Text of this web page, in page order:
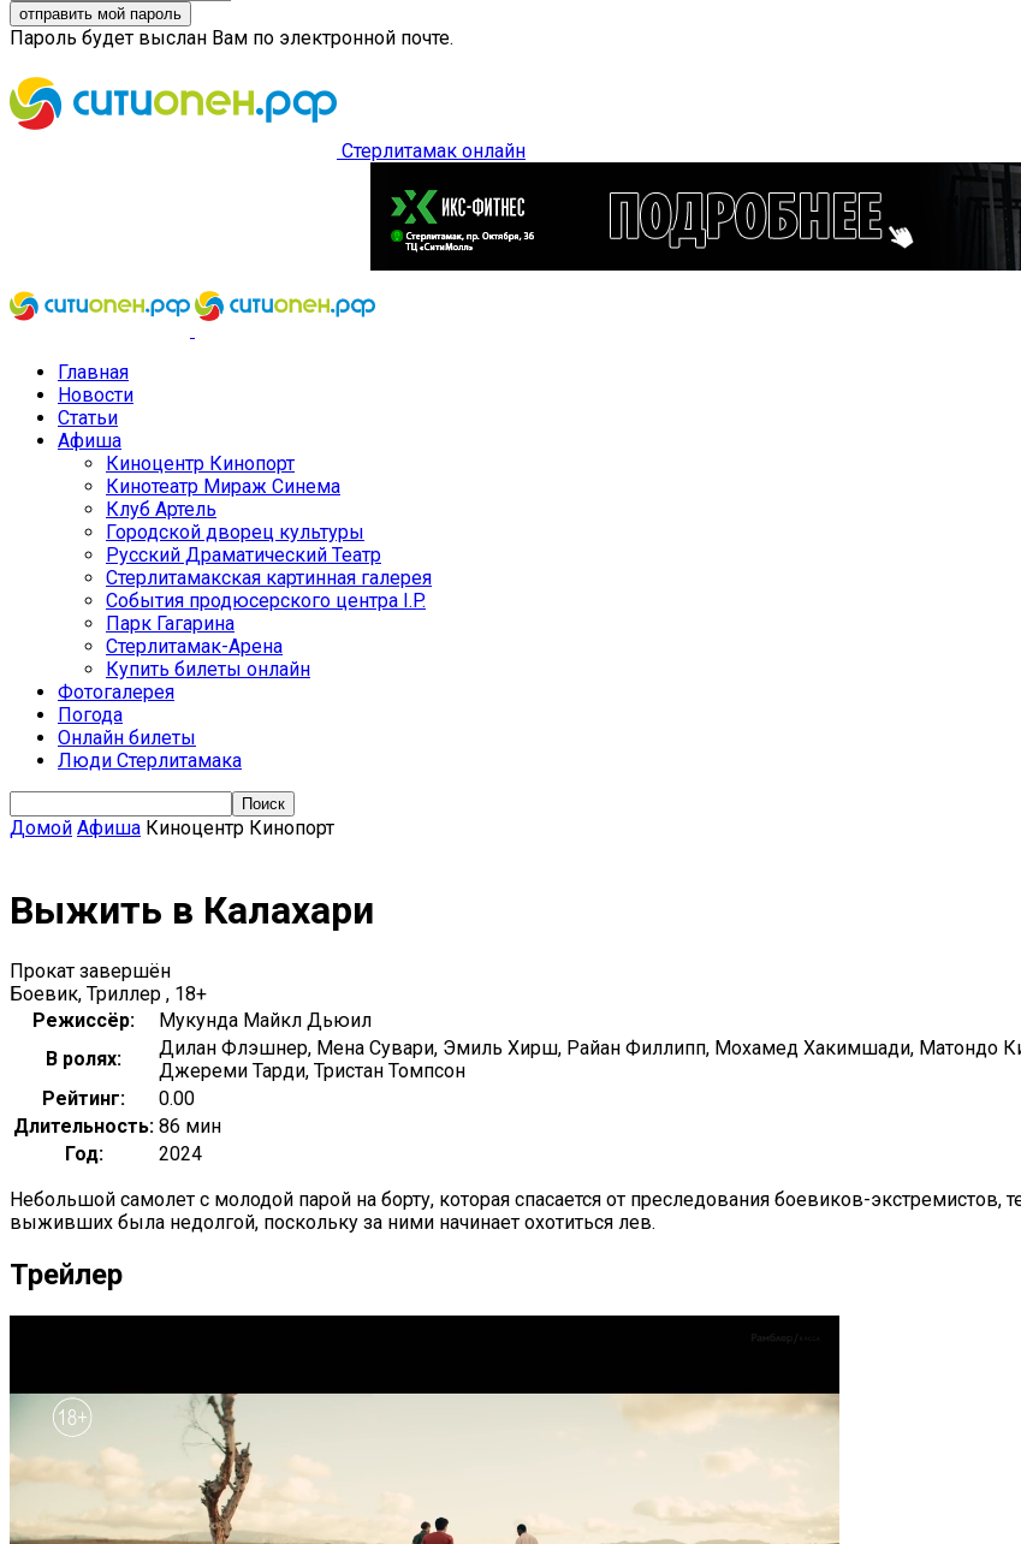
Пароль будет выслан Вам по электронной почте.
Стерлитамак онлайн
Главная
Новости
Статьи
Афиша
Киноцентр Кинопорт
Кинотеатр Мираж Синема
Клуб Артель
Городской дворец культуры
Русский Драматический Театр
Стерлитамакская картинная галерея
События продюсерского центра I.P.
Парк Гагарина
Стерлитамак-Арена
Купить билеты онлайн
Фотогалерея
Погода
Онлайн билеты
Люди Стерлитамака
Домой Афиша Киноцентр Кинопорт
Выжить в Калахари
Прокат завершён
Боевик, Триллер , 18+
Режиссёр:
Мукунда Майкл Дьюил
В ролях:
Дилан Флэшнер, Мена Сувари, Эмиль Хирш, Райан Филлипп, Мохамед Хакимшади, Матондо
Джереми Тарди, Тристан Томпсон
Рейтинг:
0.00
Длительность: 86 мин
Год:
2024
Небольшой самолет с молодой парой на борту, которая спасается от преследования боевиков-экстремистов,
выживших была недолгой, поскольку за ними начинает охотиться лев.
Трейлер